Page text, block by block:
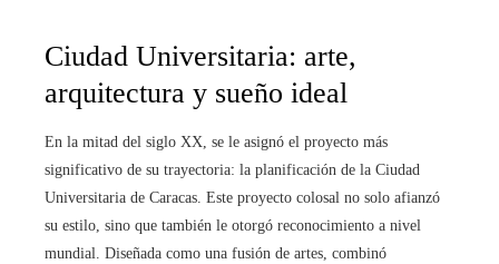
Ciudad Universitaria: arte,
arquitectura y sueño ideal
En la mitad del siglo XX, se le asignó el proyecto más
significativo de su trayectoria: la planificación de la Ciudad
Universitaria de Caracas. Este proyecto colosal no solo afianzó
su estilo, sino que también le otorgó reconocimiento a nivel
mundial. Diseñada como una fusión de artes, combinó